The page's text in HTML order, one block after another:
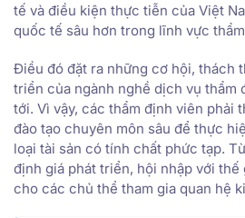
tế và điều kiện thực tiễn của Việt
quốc tế sâu hơn trong lĩnh vực
Điều đó đặt ra những cơ hội, thách
triển của ngành nghề dịch vụ thẩm
tới. Vì vậy, các thẩm định viên phải
đào tạo chuyên môn sâu để thực
loại tài sản có tính chất phức tạp.
định giá phát triển, hội nhập với thế
cho các chủ thể tham gia quan hệ